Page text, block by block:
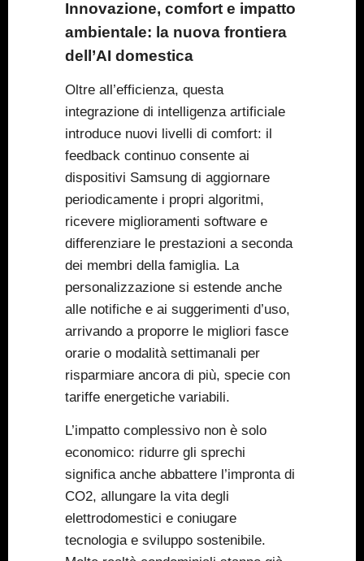
Innovazione, comfort e impatto
ambientale: la nuova frontiera
dell’AI domestica
Oltre all’efficienza, questa
integrazione di intelligenza artificiale
introduce nuovi livelli di comfort: il
feedback continuo consente ai
dispositivi Samsung di aggiornare
periodicamente i propri algoritmi,
ricevere miglioramenti software e
differenziare le prestazioni a seconda
dei membri della famiglia. La
personalizzazione si estende anche
alle notifiche e ai suggerimenti d’uso,
arrivando a proporre le migliori fasce
orarie o modalità settimanali per
risparmiare ancora di più, specie con
tariffe energetiche variabili.
L’impatto complessivo non è solo
economico: ridurre gli sprechi
significa anche abbattere l’impronta di
CO2, allungare la vita degli
elettrodomestici e coniugare
tecnologia e sviluppo sostenibile.